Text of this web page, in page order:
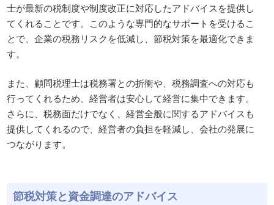
士が最新の税制度や制度改正に対応したアドバイスを提供し
てくれることです。このような専門的なサポートを受けるこ
とで、企業の税務リスクを低減し、節税対策を最適化できま
す。
また、顧問税理士は税務署との折衝や、税務調査への対応も
行ってくれるため、経営者は安心して経営に集中できます。
さらに、税務面だけでなく、経営全般に関するアドバイスも
提供してくれるので、経営者の負担を軽減し、会社の発展に
つながります。
節税対策と資金調達のアドバイス